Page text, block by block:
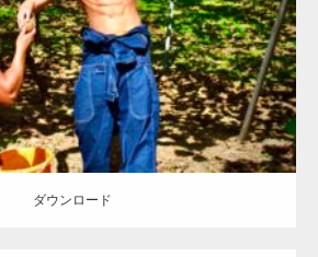
チョ) 肩 腹筋 上腕三頭筋 唐津 (佐賀)
ード
ダウンロード